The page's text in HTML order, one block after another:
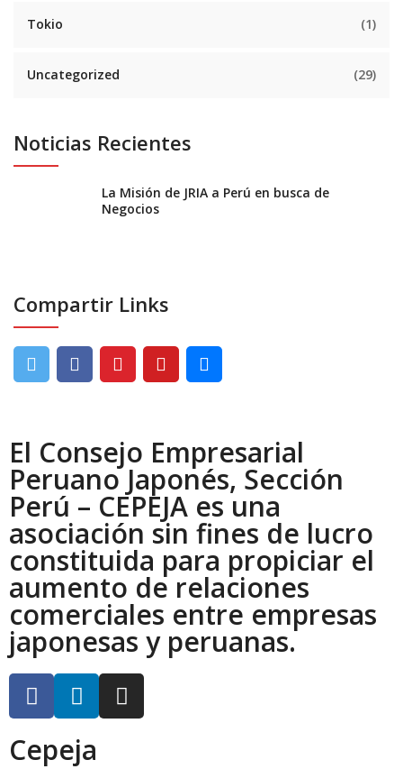
Tokio (1)
Uncategorized (29)
Noticias Recientes
La Misión de JRIA a Perú en busca de
Negocios
Compartir Links
El Consejo Empresarial
Peruano Japonés, Sección
Perú – CEPEJA es una
asociación sin fines de lucro
constituida para propiciar el
aumento de relaciones
comerciales entre empresas
japonesas y peruanas.
Cepeja